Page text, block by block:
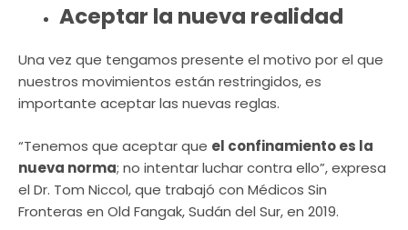
Aceptar la nueva realidad
Una vez que tengamos presente el motivo por el que
nuestros movimientos están restringidos, es
importante aceptar las nuevas reglas.
“Tenemos que aceptar que el confinamiento es la
nueva norma; no intentar luchar contra ello”, expresa
el Dr. Tom Niccol, que trabajó con Médicos Sin
Fronteras en Old Fangak, Sudán del Sur, en 2019.